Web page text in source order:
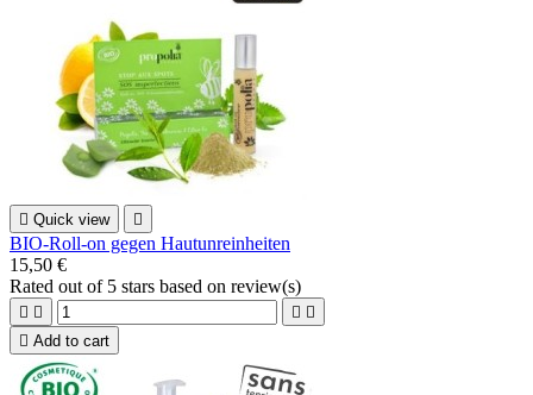
 Quick view 
BIO-Roll-on gegen Hautunreinheiten
15,50 €
Rated out of 5 stars based on review(s)
   
 Add to cart